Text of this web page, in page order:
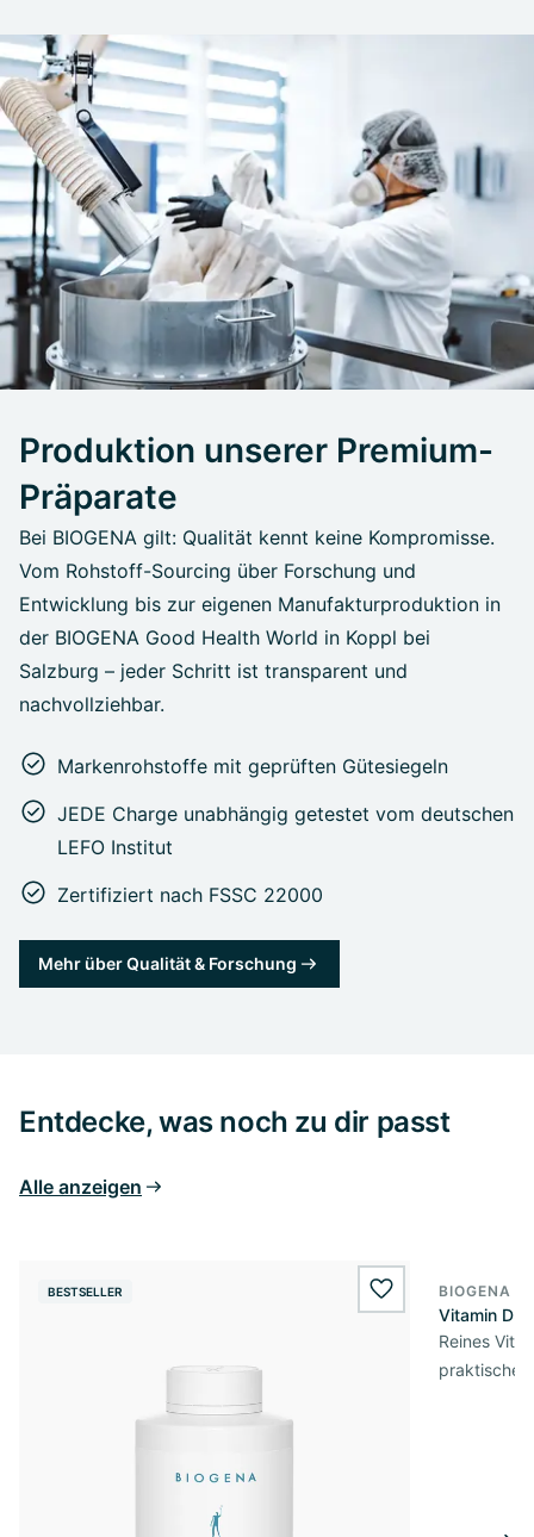
Produktion unserer Premium-
Präparate
Bei BIOGENA gilt: Qualität kennt keine Kompromisse.
Vom Rohstoff-Sourcing über Forschung und
Entwicklung bis zur eigenen Manufakturproduktion in
der BIOGENA Good Health World in Koppl bei
Salzburg – jeder Schritt ist transparent und
nachvollziehbar.
Markenrohstoffe mit geprüften Gütesiegeln
JEDE Charge unabhängig getestet vom deutschen
LEFO Institut
Zertifiziert nach FSSC 22000
Mehr über Qualität & Forschung
Entdecke, was noch zu dir passt
Alle anzeigen
BESTSELLER wishlist.add
BIOGENA
Vitamin D3
Reines
praktischer